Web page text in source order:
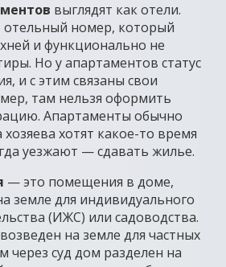
выглядят как отели.
номер, который
и функционально не
Но у апартаментов статус
и с этим связаны свои
там нельзя оформить
Апартаменты обычно
хотят какое-то время
уезжают — сдавать жилье.
— это помещения в доме,
земле для индивидуального
(ИЖС) или садоводства.
на земле для частных
через суд дом разделен на